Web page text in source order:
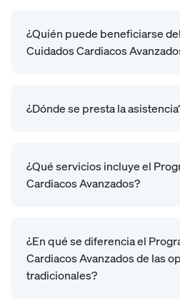
¿Quién puede beneficiarse
Cuidados Cardiacos
¿Dónde se presta la
¿Qué servicios incluye el
Cardiacos Avanzados?
¿En qué se diferencia el
Cardiacos Avanzados de las
tradicionales?